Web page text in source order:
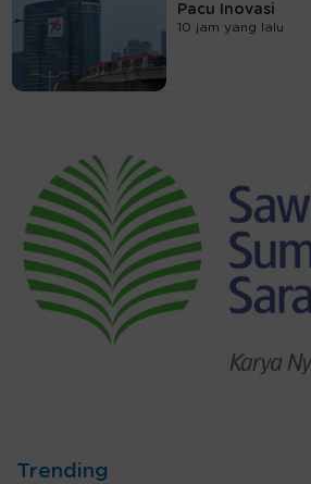
Pacu Inovasi
10 jam yang lalu
Trending